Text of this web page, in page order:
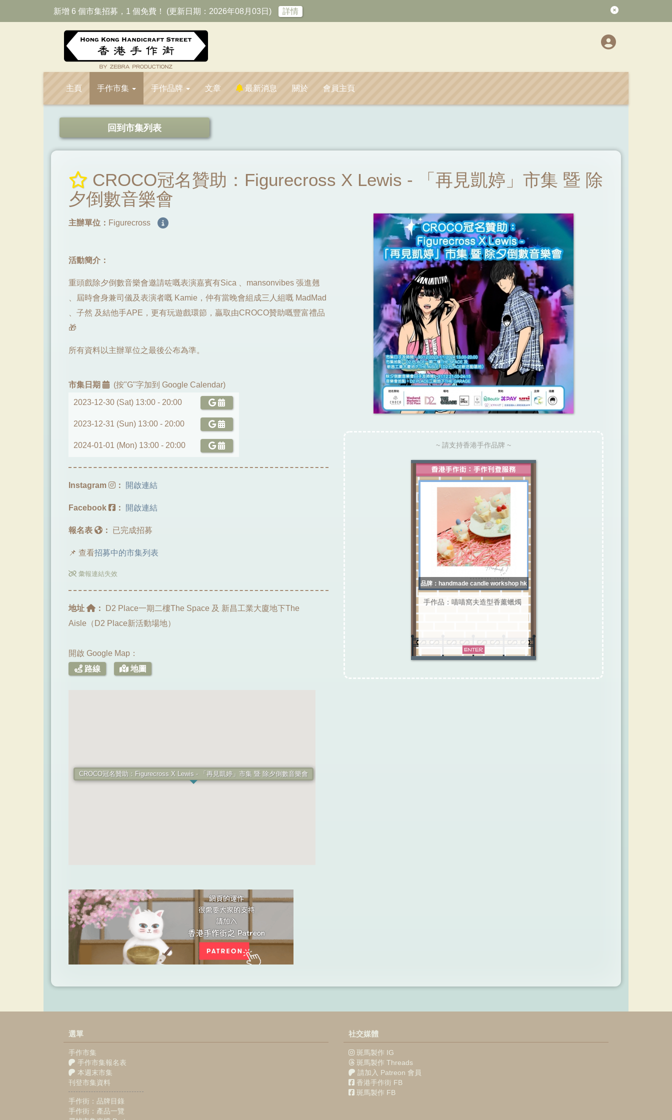
新增 6 個市集招募，1 個免費！ (更新日期：2026年08月03日) 詳情
主頁 手作市集 手作品牌 文章 最新消息 關於 會員主頁
回到市集列表
CROCO冠名贊助：Figurecross X Lewis - 「再見凱婷」市集 暨 除
夕倒數音樂會
~ 請支持香港手作品牌 ~
品牌：handmade candle workshop hk
手作品：喵喵窩夫造型香薰蠟燭
主辦單位： Figurecross
活動簡介：
重頭戲除夕倒數音樂會邀請咗嘅表演嘉賓有Sica 、mansonvibes 張進翹
、屆時會身兼司儀及表演者嘅 Kamie，仲有當晚會組成三人組嘅 MadMad
、子然 及結他手APE，更有玩遊戲環節，贏取由CROCO贊助嘅豐富禮品
🎁
所有資料以主辦單位之最後公布為準。
市集日期 (按"G"字加到 Google Calendar)
2023-12-30 (Sat) 13:00 - 20:00
2023-12-31 (Sun) 13:00 - 20:00
2024-01-01 (Mon) 13:00 - 20:00
Instagram ： 開啟連結
Facebook ： 開啟連結
報名表 ： 已完成招募
📌 查看招募中的市集列表
彙報連結失效
地址 ：
D2 Place一期二樓The Space 及 新昌工業大廈地下The
Aisle（D2 Place新活動場地）
開啟 Google Map：
路線
地圖
CROCO冠名贊助：Figurecross X Lewis - 「再見凱婷」市集 暨 除夕倒數音樂會
選單
手作市集
手作市集報名表
本週末市集
刊登市集資料
手作街：品牌目錄
手作街：產品一覽
社交媒體
斑馬製作 IG
斑馬製作 Threads
請加入 Patreon 會員
香港手作街 FB
斑馬製作 FB